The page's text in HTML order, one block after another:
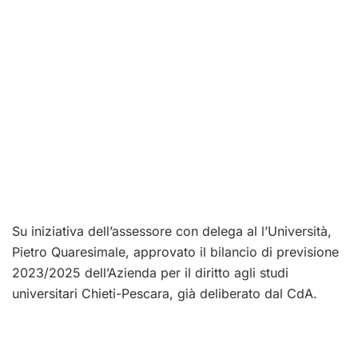
Su iniziativa dell’assessore con delega al l’Università,
Pietro Quaresimale, approvato il bilancio di previsione
2023/2025 dell’Azienda per il diritto agli studi
universitari Chieti-Pescara, già deliberato dal CdA.